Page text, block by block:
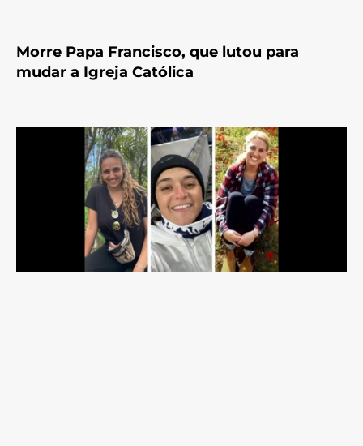
Morre Papa Francisco, que lutou para
mudar a Igreja Católica